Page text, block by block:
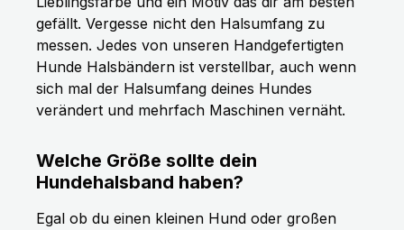
gefällt. Vergesse nicht den Halsumfang zu
messen. Jedes von unseren Handgefertigten
Hunde Halsbändern ist verstellbar, auch wenn
sich mal der Halsumfang deines Hundes
verändert und mehrfach Maschinen vernäht.
Welche Größe sollte dein
Hundehalsband haben?
Egal ob du einen kleinen Hund oder großen